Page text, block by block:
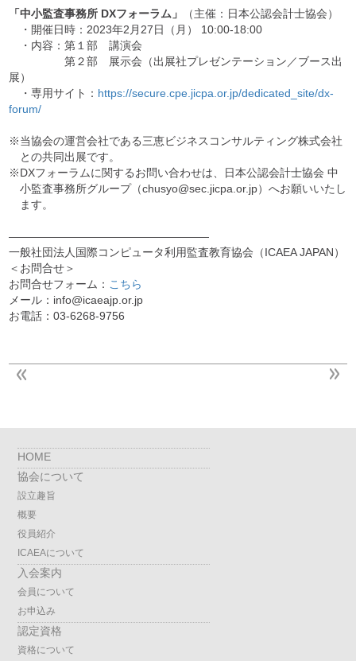
「中小監査事務所 DXフォーラム」
（主催：日本公認会計士協会）
・開催日時：2023年2月27日（月） 10:00-18:00
・内容：第１部 講演会
第２部 展示会（出展社プレゼンテーション／ブース出
展）
・専用サイト： https://secure.cpe.jicpa.or.jp/dedicated_site/dx-
forum/
※当協会の運営会社である三恵ビジネスコンサルティング株式会社
との共同出展です。
※DXフォーラムに関するお問い合わせは、日本公認会計士協会 中
小監査事務所グループ（chusyo@sec.jicpa.or.jp）へお願いいたし
ます。
——————————————————
一般社団法人国際コンピュータ利用監査教育協会（ICAEA JAPAN）
＜お問合せ＞
お問合せフォーム： こちら
メール：info@icaeajp.or.jp
お電話：03-6268-9756
HOME
協会について
設立趣旨
概要
役員紹介
ICAEAについて
入会案内
会員について
お申込み
認定資格
資格について